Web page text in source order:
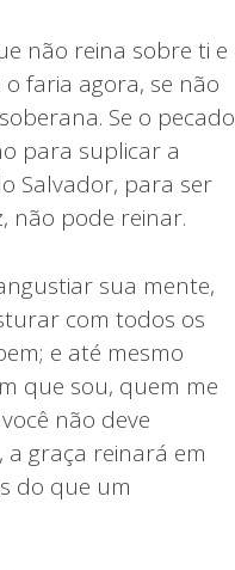
não reina sobre ti e
faria agora, se não
Se o pecado
para suplicar a
Salvador, para ser
não pode reinar.
sua mente,
com todos os
e até mesmo
que sou, quem me
não deve
a graça reinará em
do que um